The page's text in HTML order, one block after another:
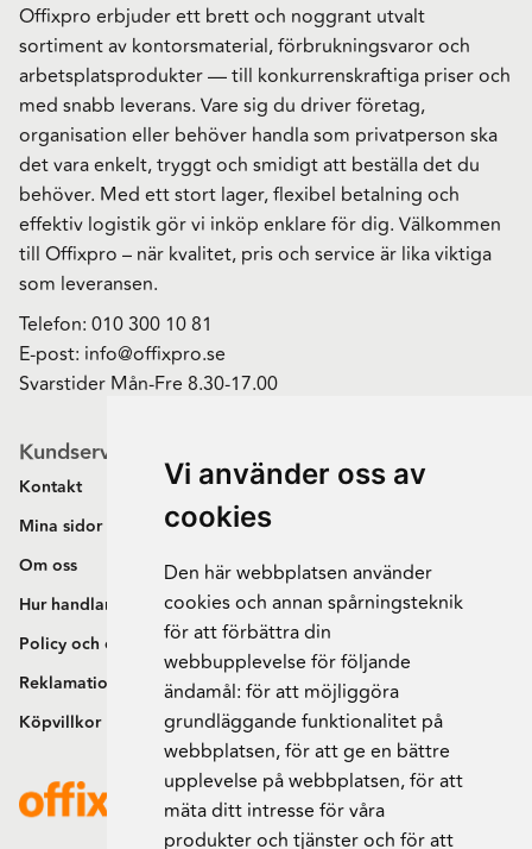
Vi använder oss av
cookies
Den här webbplatsen använder
cookies och annan spårningsteknik
för att förbättra din
webbupplevelse för följande
ändamål: för att möjliggöra
grundläggande funktionalitet på
webbplatsen,för att ge en bättre
upplevelse på webbplatsen,för att
mäta ditt intresse för våra
produkter och tjänster och för att
Offixpro erbjuder ett brett och noggrant utvalt
sortiment av kontorsmaterial, förbrukningsvaror och
arbetsplatsprodukter — till konkurrenskraftiga priser och
med snabb leverans. Vare sig du driver företag,
organisation eller behöver handla som privatperson ska
det vara enkelt, tryggt och smidigt att beställa det du
behöver. Med ett stort lager, flexibel betalning och
effektiv logistik gör vi inköp enklare för dig. Välkommen
till Offixpro – när kvalitet, pris och service är lika viktiga
som leveransen.
Telefon: 010 300 10 81
E-post: info@offixpro.se
Svarstider Mån-Fre 8.30-17.00
Kundservice
Kontakt
Mina sidor
Om oss
Hur handlar jag?
Policy och cookies
Reklamation och retur
Köpvillkor